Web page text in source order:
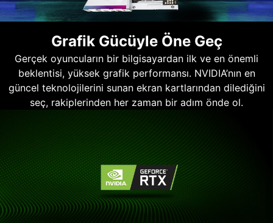
Grafik Gücüyle Öne Geç
Gerçek oyuncuların bir bilgisayardan ilk ve en önemli
beklentisi, yüksek grafik performansı. NVIDIA’nın en
güncel teknolojilerini sunan ekran kartlarından dilediğini
seç, rakiplerinden her zaman bir adım önde ol.